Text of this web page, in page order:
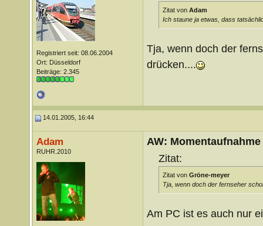
Registriert seit: 08.06.2004
Ort: Düsseldorf
Beiträge: 2.345
Zitat von Adam
Ich staune ja etwas, dass
Tja, wenn doch der
drücken....
14.01.2005, 16:44
Adam
RUHR.2010
AW: Momentaufnahme
Zitat:
Zitat von Gröne-meyer
Tja, wenn doch der fernseher
Am PC ist es auch nur